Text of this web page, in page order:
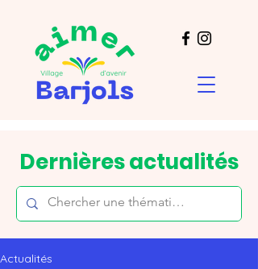
Dernières actualités
Actualités